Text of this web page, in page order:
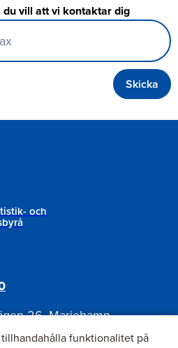
vill att vi kontaktar dig
och
26, Mariehamn
22111 Mariehamnfunktionalitet på